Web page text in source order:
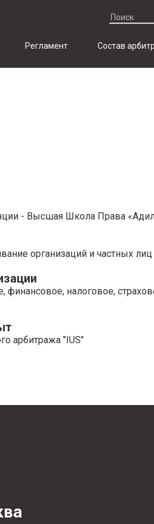
Регламент Состав
- Высшая Школа Права
организаций и частных лиц
финансовое, налоговое,
арбитража "IUS"